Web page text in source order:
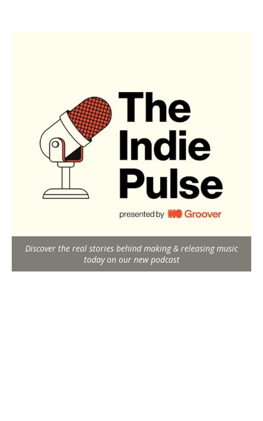
Discover the real stories behind making & releasing music
today on our new podcast